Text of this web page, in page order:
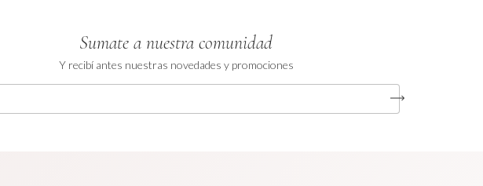
Sumate a nuestra comunidad
Y recibí antes nuestras novedades y promociones